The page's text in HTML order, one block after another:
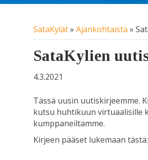
SataKylät»Ajankohtaista »
SataKylien
4.3.2021
Tässä uusin uutiskirjeemme.
kutsu huhtikuun virtuaalisille
kumppaneiltamme.
Kirjeen pääset lukemaan tästä: